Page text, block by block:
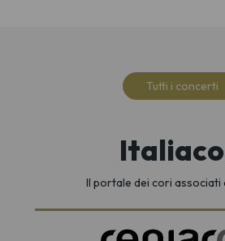
Tutti i concerti
Il portale dei cori associati